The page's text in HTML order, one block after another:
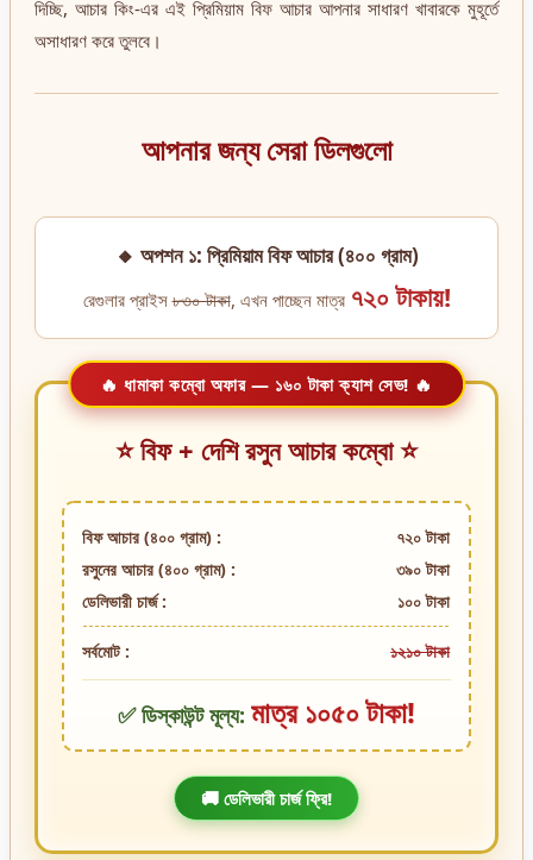
দিচ্ছি, আচার কিং-এর এই প্রিমিয়াম বিফ আচার আপনার সাধারণ খাবারকে মুহূর্তে
অসাধারণ করে তুলবে।
আপনার জন্য সেরা ডিলগুলো
🔸 অপশন ১: প্রিমিয়াম বিফ আচার (৪০০ গ্রাম)
রেগুলার প্রাইস৮৩০ টাকা, এখন পাচ্ছেন মাত্র ৭২০ টাকায়!
🔥 ধামাকা কম্বো অফার — ১৬০ টাকা ক্যাশ সেভ! 🔥
⭐ বিফ + দেশি রসুন আচার কম্বো ⭐
বিফ আচার (৪০০ গ্রাম) :
৭২০ টাকা
রসুনের আচার (৪০০ গ্রাম) :
৩৯০ টাকা
ডেলিভারী চার্জ :
১০০ টাকা
সর্বমোট : ১২১০ টাকা
✅ ডিস্কাউন্ট মূল্য: মাত্র ১০৫০ টাকা!
🚚 ডেলিভারী চার্জ ফ্রি!